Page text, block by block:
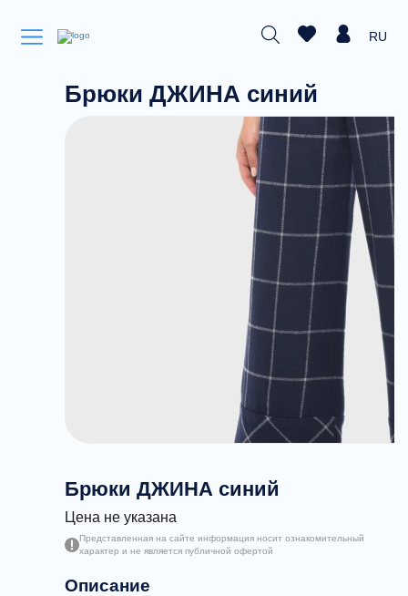
RU
Брюки ДЖИНА синий
Брюки ДЖИНА синий
Цена не указана
Представленная на сайте информация носит ознакомительный
характер и не является публичной офертой
Описание